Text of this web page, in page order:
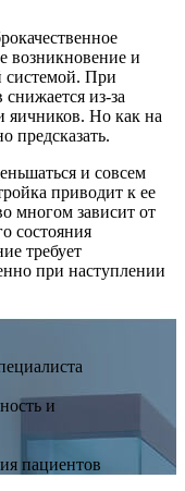
возникновение и
системой. При
из-за
яичников. Но как на
предсказать.
и совсем
приводит к ее
многом зависит от
состояния
требует
при наступлении
и
пациентов